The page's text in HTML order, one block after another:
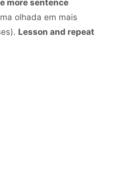
more sentence
olhada em mais
Lesson and repeat